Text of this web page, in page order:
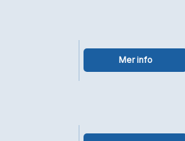
Mer info